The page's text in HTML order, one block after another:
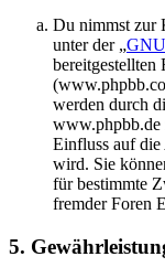
Du nimmst zur
unter der „
werden durch
www.phpbb.de
Einfluss auf
wird. Sie
für bestimmte
fremder Foren
5.